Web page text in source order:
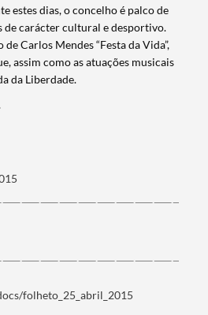
estes dias, o concelho é palco de
de carácter cultural e desportivo.
Carlos Mendes “Festa da Vida”,
assim como as atuações musicais
da Liberdade.
folheto_25_abril_2015